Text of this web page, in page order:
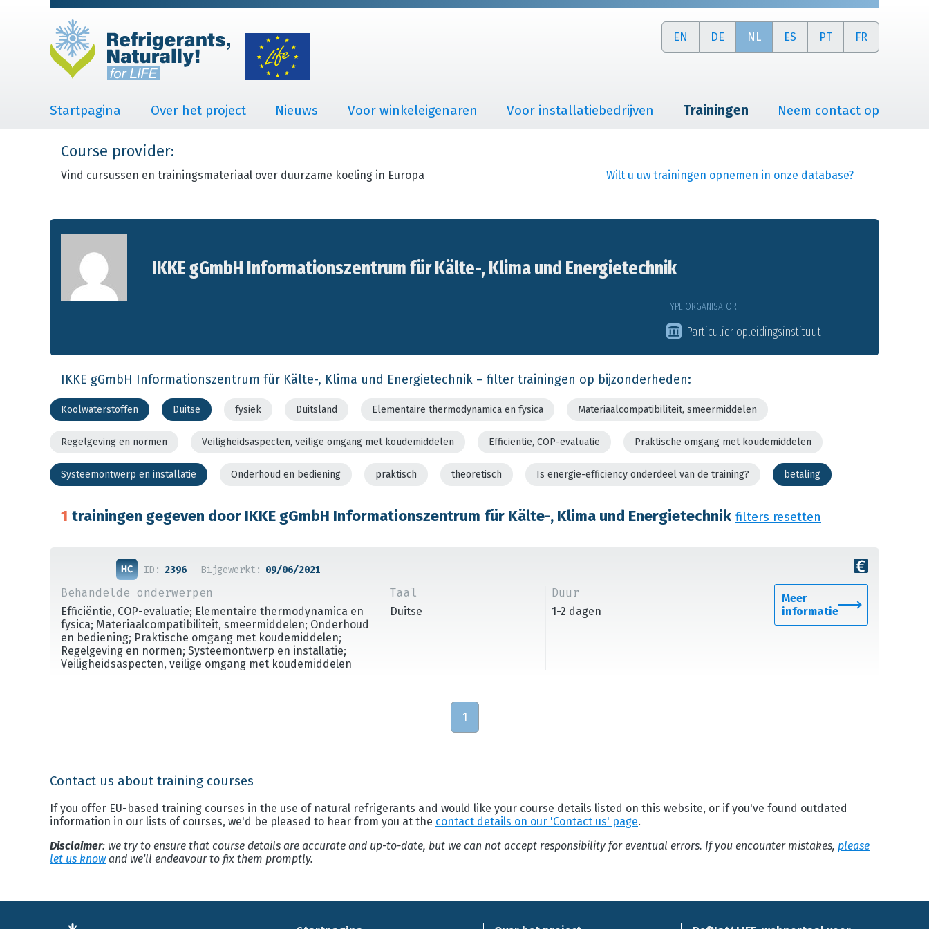
EN DE NL ES PT FR
Startpagina Over het project Nieuws Voor winkeleigenaren Voor installatiebedrijven Trainingen Neem contact op
Course provider:
Vind cursussen en trainingsmateriaal over duurzame koeling in Europa Wilt u uw trainingen opnemen in onze database?
IKKE gGmbH Informationszentrum für Kälte-, Klima und Energietechnik
TYPE ORGANISATOR
Particulier opleidingsinstituut
IKKE gGmbH Informationszentrum für Kälte-, Klima und Energietechnik – filter trainingen op bijzonderheden:
Koolwaterstoffen Duitse fysiek Duitsland Elementaire thermodynamica en fysica Materiaalcompatibiliteit, smeermiddelen
Regelgeving en normen Veiligheidsaspecten, veilige omgang met koudemiddelen Efficiëntie, COP-evaluatie Praktische omgang met koudemiddelen
Systeemontwerp en installatie Onderhoud en bediening praktisch theoretisch Is energie-efficiency onderdeel van de training? betaling
1 trainingen gegeven door IKKE gGmbH Informationszentrum für Kälte-, Klima und Energietechnik filters resetten
ID: 2396 Bijgewerkt: 09/06/2021
Behandelde onderwerpen
Efficiëntie, COP-evaluatie; Elementaire thermodynamica en
fysica; Materiaalcompatibiliteit, smeermiddelen; Onderhoud
en bediening; Praktische omgang met koudemiddelen;
Regelgeving en normen; Systeemontwerp en installatie;
Veiligheidsaspecten, veilige omgang met koudemiddelen
Taal
Duitse
Duur
1-2 dagen
Meer
informatie
1
Contact us about training courses
If you offer EU-based training courses in the use of natural refrigerants and would like your course details listed on this website, or if you've found outdated
information in our lists of courses, we'd be pleased to hear from you at the contact details on our 'Contact us' page.
Disclaimer: we try to ensure that course details are accurate and up-to-date, but we can not accept responsibility for eventual errors. If you encounter mistakes, please
let us knowand we'll endeavour to fix them promptly.